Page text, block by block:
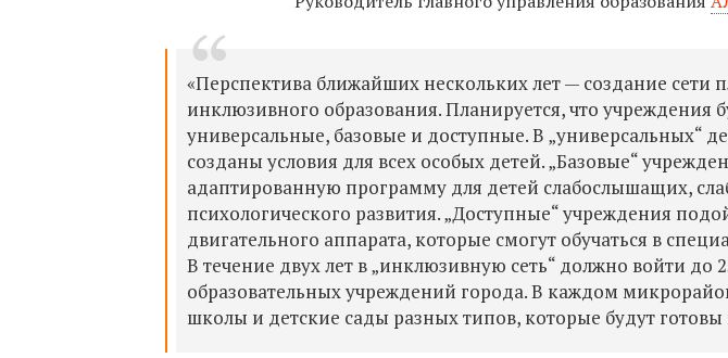
«Перспектива ближайших нескольких лет — создание сети
инклюзивного образования. Планируется, что учреждения
универсальные, базовые и доступные. В „универсальных“
созданы условия для всех особых детей. „Базовые“
адаптированную программу для детей слабослышащих,
психологического развития. „Доступные“ учреждения
двигательного аппарата, которые смогут обучаться в
В течение двух лет в „инклюзивную сеть“ должно войти до
образовательных учреждений города. В каждом
школы и детские сады разных типов, которые будут